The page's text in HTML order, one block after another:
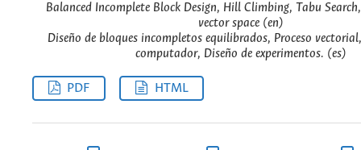
Balanced Incomplete Block Design, Hill Climbing, Tabu
vector space (en)
Diseño de bloques incompletos equilibrados, Proceso
computador, Diseño de experimentos. (es)
PDF HTML